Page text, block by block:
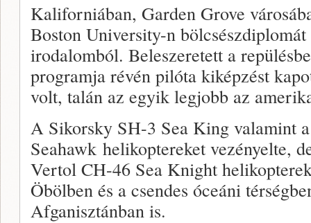
Kaliforniában, Garden Grove
Boston University-n
irodalomból. Beleszeretett a
programja révén pilóta kiképzést
volt, talán az egyik legjobb az
A Sikorsky SH-3 Sea King valamint
Seahawk helikoptereket vezényelte,
Vertol CH-46 Sea Knight
Öbölben és a csendes óceáni
Afganisztánban is.